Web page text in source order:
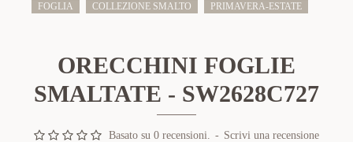
FOGLIA
COLLEZIONE SMALTO PRIMAVERA-ESTATE
ORECCHINI FOGLIE
SMALTATE - SW2628C727
Basato su 0 recensioni. - Scrivi una recensione